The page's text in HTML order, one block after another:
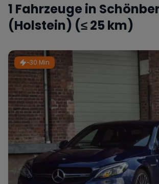
Mercedes BMW
Porsche
McLaren
Tesla Chevrolet
Wann
Zeitraum wählen
1 Fahrzeuge in
(Holstein) (≤ 25 km)
~30 Min